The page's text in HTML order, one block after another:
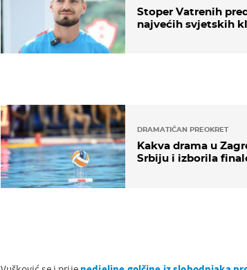
Stoper Vatrenih
najvećih svjetskih
DRAMATIČAN PREOKRET
Kakva drama u
Srbiju i izborila